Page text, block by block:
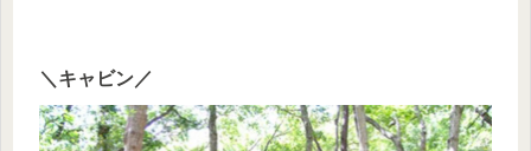
＼キャビン／